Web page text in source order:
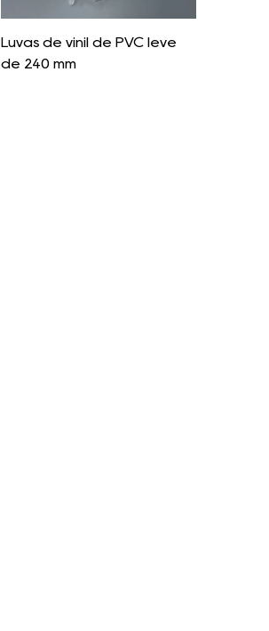
Luvas de vinil de PVC leve
de 240 mm